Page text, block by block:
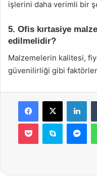
işlerini daha verimli bir
5. Ofis kırtasiye
edilmelidir?
Malzemelerin kalitesi,
güvenilirliği gibi faktörler
Facebook
X
Pocket Skype